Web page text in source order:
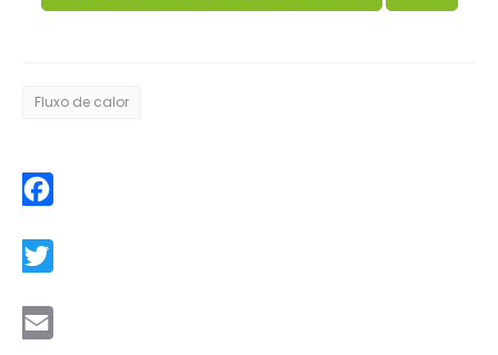
Fluxo de calor